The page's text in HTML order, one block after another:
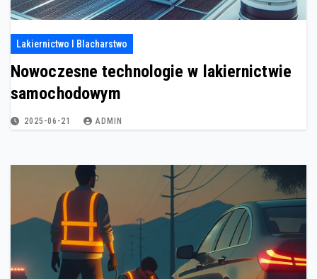
Lakiernictwo I Blacharstwo
Nowoczesne technologie w lakiernictwie
samochodowym
2025-06-21 ADMIN